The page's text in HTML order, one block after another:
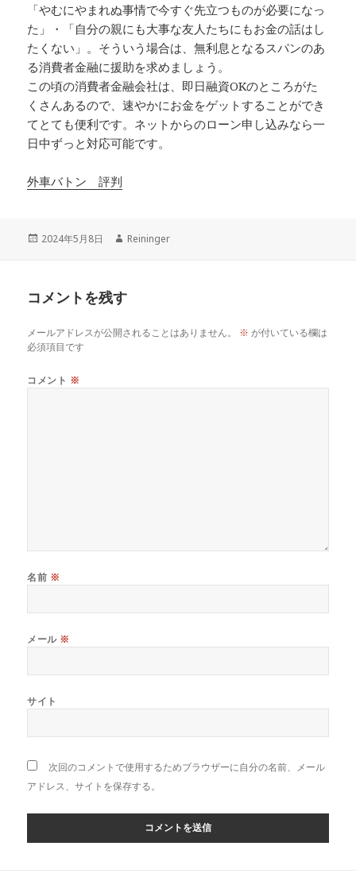
「やむにやまれぬ事情で今すぐ先立つものが必要になっ
た」・「自分の親にも大事な友人たちにもお金の話はし
たくない」。そういう場合は、無利息となるスパンのあ
る消費者金融に援助を求めましょう。
この頃の消費者金融会社は、即日融資OKのところがた
くさんあるので、速やかにお金をゲットすることができ
てとても便利です。ネットからのローン申し込みなら一
日中ずっと対応可能です。
外車バトン 評判
投
2024年5月8日
作
Reininger
コメントを残す
メールアドレスが公開されることはありません。 ※ が付いている欄は
必須項目です
コメント ※
名前 ※
メール ※
サイト
次回のコメントで使用するためブラウザーに自分の名前、メール
アドレス、サイトを保存する。